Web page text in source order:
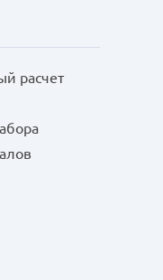
расчет